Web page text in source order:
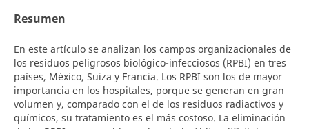
Resumen
En este artículo se analizan los campos organizacionales de
los residuos peligrosos biológico-infecciosos (RPBI) en tres
países, México, Suiza y Francia. Los RPBI son los de mayor
importancia en los hospitales, porque se generan en gran
volumen y, comparado con el de los residuos radiactivos y
químicos, su tratamiento es el más costoso. La eliminación